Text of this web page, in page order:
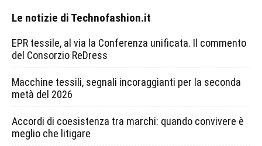
Le notizie di Technofashion.it
EPR tessile, al via la Conferenza unificata. Il commento
del Consorzio ReDress
Macchine tessili, segnali incoraggianti per la seconda
metà del 2026
Accordi di coesistenza tra marchi: quando convivere è
meglio che litigare